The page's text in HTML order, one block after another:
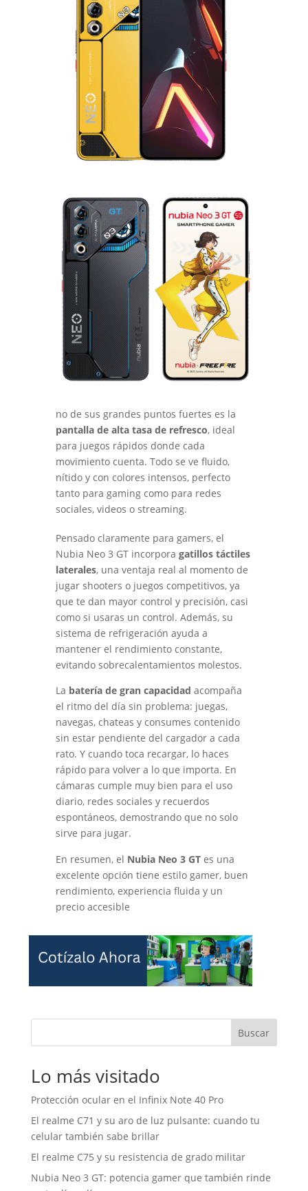
no de sus grandes puntos fuertes es la
pantalla de alta tasa de refresco, ideal
para juegos rápidos donde cada
movimiento cuenta. Todo se ve fluido,
nítido y con colores intensos, perfecto
tanto para gaming como para redes
sociales, videos o streaming.
Pensado claramente para gamers, el
Nubia Neo 3 GT incorpora gatillos táctiles
laterales, una ventaja real al momento de
jugar shooters o juegos competitivos, ya
que te dan mayor control y precisión, casi
como si usaras un control. Además, su
sistema de refrigeración ayuda a
mantener el rendimiento constante,
evitando sobrecalentamientos molestos.
La batería de gran capacidad acompaña
el ritmo del día sin problema: juegas,
navegas, chateas y consumes contenido
sin estar pendiente del cargador a cada
rato. Y cuando toca recargar, lo haces
rápido para volver a lo que importa. En
cámaras cumple muy bien para el uso
diario, redes sociales y recuerdos
espontáneos, demostrando que no solo
sirve para jugar.
En resumen, el Nubia Neo 3 GTes una
excelente opción tiene estilo gamer, buen
rendimiento, experiencia fluida y un
precio accesible
Buscar
Lo más visitado
Protección ocular en el Infinix Note 40 Pro
El realme C71 y su aro de luz pulsante: cuando tu
celular también sabe brillar
El realme C75 y su resistencia de grado militar
Nubia Neo 3 GT: potencia gamer que también rinde